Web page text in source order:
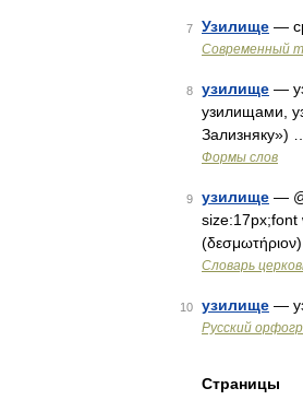
7 Узилище —
Современный
8 узилище —
узилищами,
Зализняку») …
Формы слов
9 узилище —
size:17px;font
Словарь
10 узилище —
Русский
Страницы